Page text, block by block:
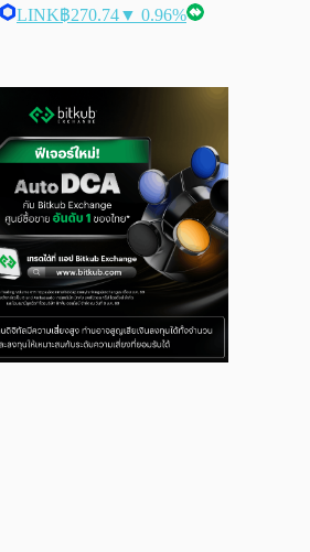
LINK฿270.74▼ 0.96%